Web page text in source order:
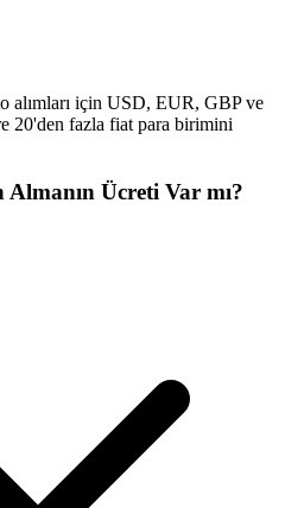
alımları için USD, EUR, GBP ve
20'den fazla fiat para birimini
Ücreti Var mı?